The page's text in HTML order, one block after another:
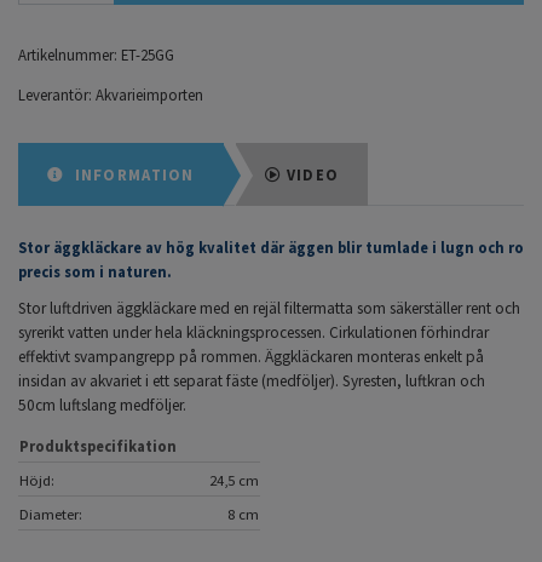
Artikelnummer: ET-25GG
Leverantör: Akvarieimporten
INFORMATION VIDEO
Stor äggkläckare av hög kvalitet där äggen blir tumlade i lugn och ro
precis som i naturen.
Stor luftdriven äggkläckare med en rejäl filtermatta som säkerställer rent och
syreriktvatten under hela kläckningsprocessen. Cirkulationen förhindrar
effektivt svampangrepp på rommen. Äggkläckaren monteras enkelt på
insidan av akvariet i ett separat fäste (medföljer). Syresten, luftkran och
50cm luftslang medföljer.
Produktspecifikation
Höjd:
24,5 cm
Diameter:
8 cm